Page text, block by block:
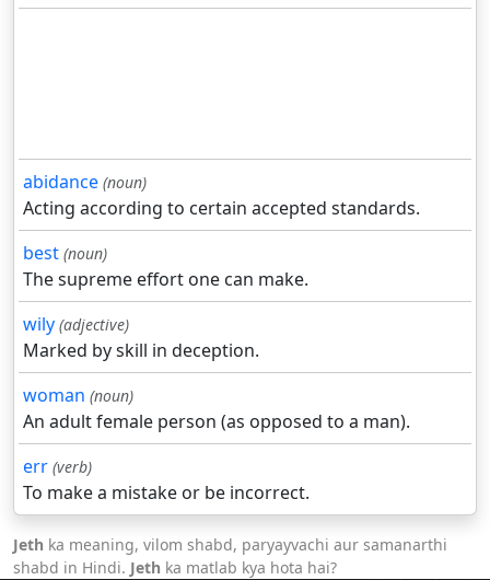
abidance (noun)
Acting according to certain accepted standards.
best (noun)
The supreme effort one can make.
wily (adjective)
Marked by skill in deception.
woman (noun)
An adult female person (as opposed to a man).
err (verb)
To make a mistake or be incorrect.
Jeth ka meaning, vilom shabd, paryayvachi aur samanarthi
shabd in Hindi. Jeth ka matlab kya hota hai?